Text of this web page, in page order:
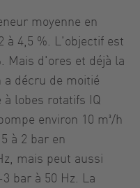
moyenne en
à 4,5 %. L'objectif est
Mais d'ores et déjà la
décru de moitié
lobes rotatifs IQ
environ 10 m³/h
à 2 bar en
mais peut aussi
bar à 50 Hz. La